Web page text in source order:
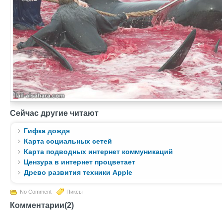
Сейчас другие читают
Гифка дождя
Карта социальных сетей
Карта подводных интернет коммуникаций
Цензура в интернет процветает
Древо развития техники Apple
No Comment Пиксы
Комментарии(2)